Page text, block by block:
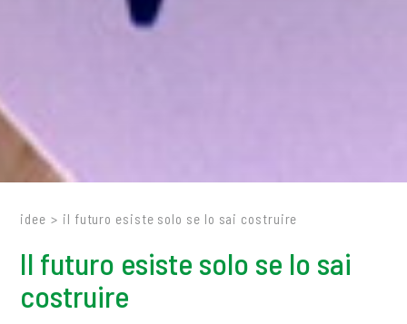
idee > il futuro esiste solo se lo sai costruire
Il futuro esiste solo se lo sai
costruire